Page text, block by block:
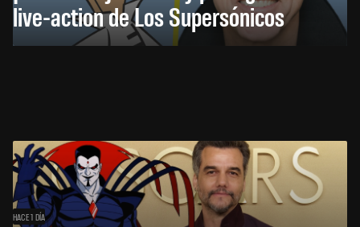
live-action de Los Supersónicos
HACE 1 DÍA